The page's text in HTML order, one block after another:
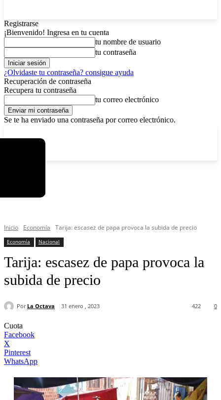
Registrarse
¡Bienvenido! Ingresa en tu cuenta
tu nombre de usuario
tu contraseña
¿Olvidaste tu contraseña? consigue ayuda
Recuperación de contraseña
Recupera tu contraseña
tu correo electrónico
Se te ha enviado una contraseña por correo electrónico.
Inicio Economía Tarija: escasez de papa provoca la subida de precio
Economía Nacional
Tarija: escasez de papa provoca la
subida de precio
Por La Octava 31 enero , 2023 0
422
Cuota
Facebook
X
Pinterest
WhatsApp